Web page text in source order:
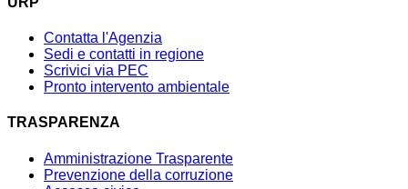
Contatta l'Agenzia
Sedi e contatti in regione
Scrivici via PEC
Pronto intervento ambientale
TRASPARENZA
Amministrazione Trasparente
Prevenzione della corruzione